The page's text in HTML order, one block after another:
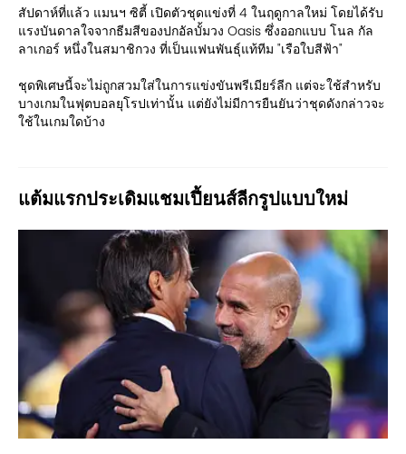
สัปดาห์ที่แล้ว แมนฯ ซิตี้ เปิดตัวชุดแข่งที่ 4 ในฤดูกาลใหม่ โดยได้รับ
แรงบันดาลใจจากธีมสีของปกอัลบั้มวง Oasis ซึ่งออกแบบ โนล กัล
ลาเกอร์ หนึ่งในสมาชิกวง ที่เป็นแฟนพันธุ์แท้ทีม "เรือใบสีฟ้า"
ชุดพิเศษนี้จะไม่ถูกสวมใส่ในการแข่งขันพรีเมียร์ลีก แต่จะใช้สำหรับ
บางเกมในฟุตบอลยุโรปเท่านั้น แต่ยังไม่มีการยืนยันว่าชุดดังกล่าวจะ
ใช้ในเกมใดบ้าง
แต้มแรกประเดิมแชมเปี้ยนส์ลีกรูปแบบใหม่